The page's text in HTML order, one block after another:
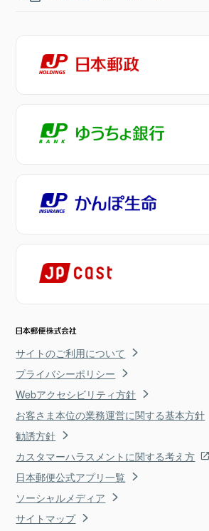
サイトのご利用について
プライバシーポリシー
Webアクセシビリティ方針
お客さま本位の業務運営に関する基本方針
勧誘方針
カスタマーハラスメントに関する考え方
日本郵便公式アプリ一覧
ソーシャルメディア
サイトマップ